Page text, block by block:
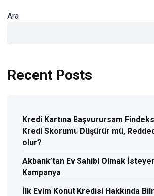
Ara
Recent Posts
Kredi Kartına Başvurursam
Kredi Skorumu Düşürür mü,
olur?
Akbank’tan Ev Sahibi Olmak
Kampanya
İlk Evim Konut Kredisi Hakkında